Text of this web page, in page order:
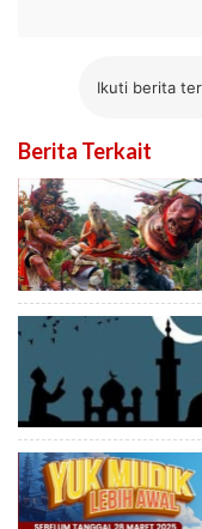
Ikuti berita
Berita Terkait